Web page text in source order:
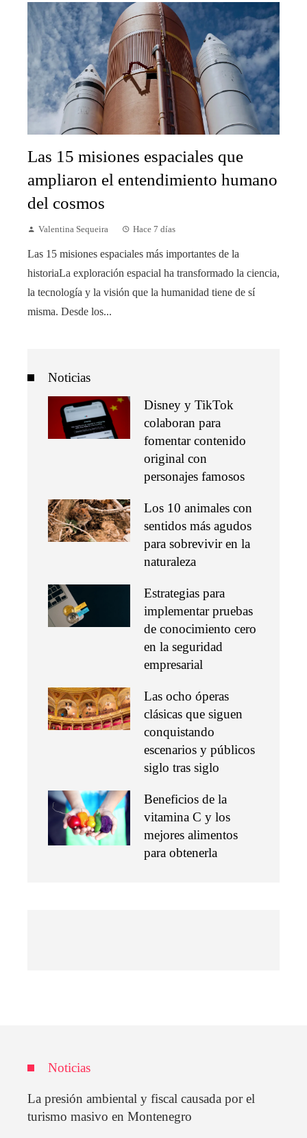
Las 15 misiones espaciales que
ampliaron el entendimiento humano
del cosmos
Valentina Sequeira Hace 7 días
Las 15 misiones espaciales más importantes de la
historiaLa exploración espacial ha transformado la ciencia,
la tecnología y la visión que la humanidad tiene de sí
misma. Desde los...
Noticias
Disney y TikTok
colaboran para
fomentar contenido
original con
personajes famosos
Los 10 animales con
sentidos más agudos
para sobrevivir en la
naturaleza
Estrategias para
implementar pruebas
de conocimiento cero
en la seguridad
empresarial
Las ocho óperas
clásicas que siguen
conquistando
escenarios y públicos
siglo tras siglo
Beneficios de la
vitamina C y los
mejores alimentos
para obtenerla
Noticias
La presión ambiental y fiscal causada por el
turismo masivo en Montenegro